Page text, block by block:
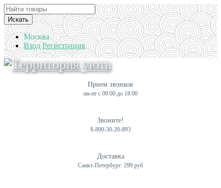
Искать
Москва
Вход Регистрация
Прием звонков
пн-пт с 09:00 до 18:00
Звоните!
8-800-30-20-893
Доставка
Санкт-Петербург: 299 руб